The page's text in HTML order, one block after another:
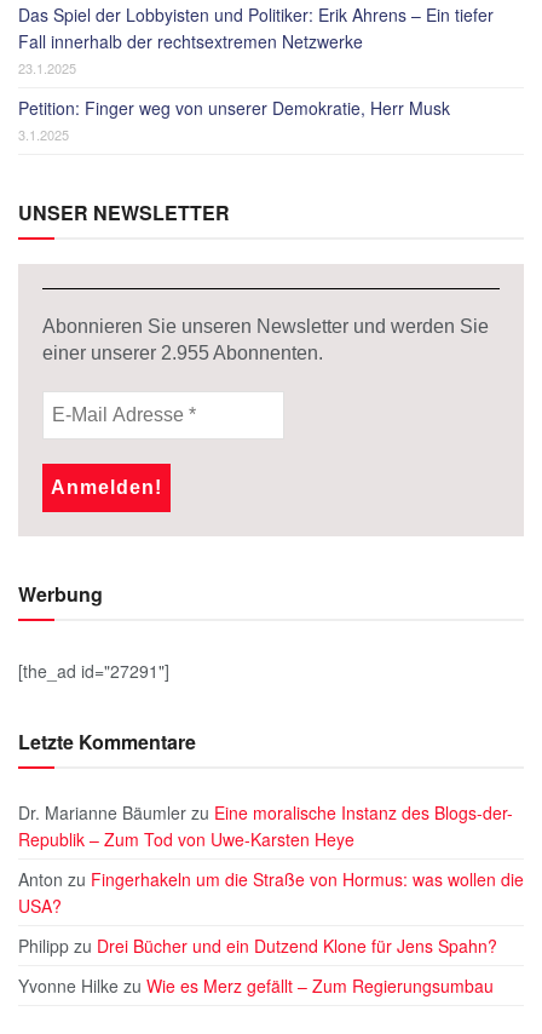
Das Spiel der Lobbyisten und Politiker: Erik Ahrens – Ein tiefer
Fall innerhalb der rechtsextremen Netzwerke
23.1.2025
Petition: Finger weg von unserer Demokratie, Herr Musk
3.1.2025
UNSER NEWSLETTER
Abonnieren Sie unseren Newsletter und werden Sie
einer unserer 2.955Abonnenten.
Werbung
[the_ad id="27291"]
Letzte Kommentare
Dr. Marianne Bäumler zu Eine moralische Instanz des Blogs-der-
Republik – Zum Tod von Uwe-Karsten Heye
Anton zu Fingerhakeln um die Straße von Hormus: was wollen die
USA?
Philipp zu Drei Bücher und ein Dutzend Klone für Jens Spahn?
Yvonne Hilke zu Wie es Merz gefällt – Zum Regierungsumbau